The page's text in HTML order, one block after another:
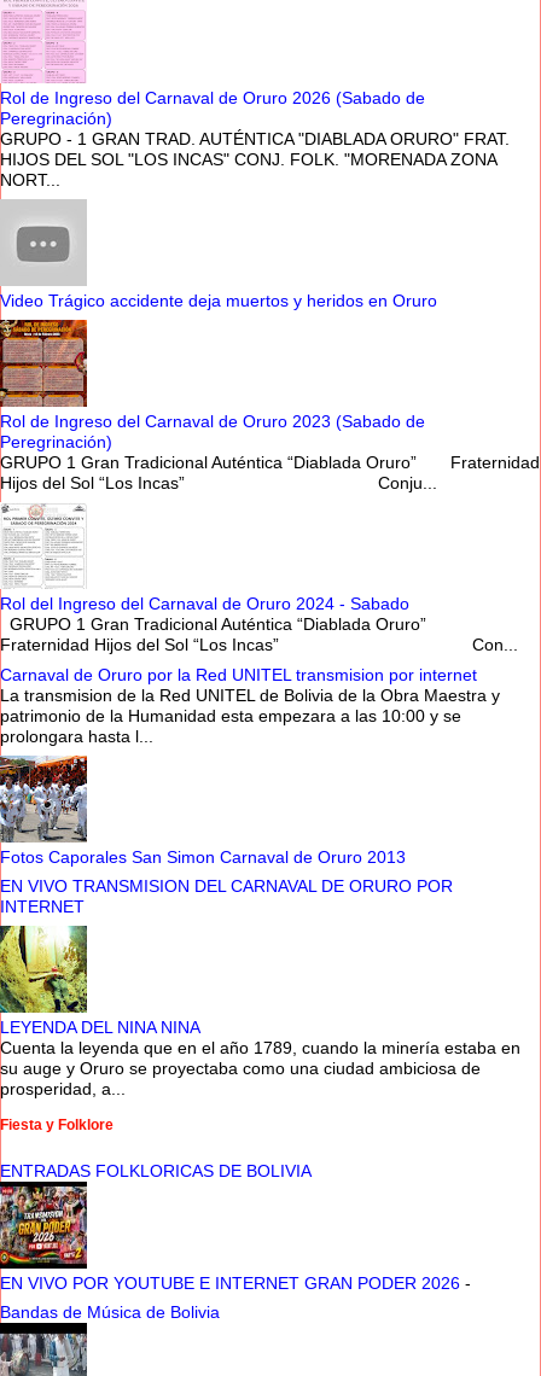
Rol de Ingreso del Carnaval de Oruro 2026 (Sabado de
Peregrinación)
GRUPO - 1 GRAN TRAD. AUTÉNTICA "DIABLADA ORURO" FRAT.
HIJOS DEL SOL "LOS INCAS" CONJ. FOLK. "MORENADA ZONA
NORT...
Video Trágico accidente deja muertos y heridos en Oruro
Rol de Ingreso del Carnaval de Oruro 2023 (Sabado de
Peregrinación)
GRUPO 1 Gran Tradicional Auténtica “Diablada Oruro” Fraternidad
Hijos del Sol “Los Incas” Conju...
Rol del Ingreso del Carnaval de Oruro 2024 - Sabado
GRUPO 1 Gran Tradicional Auténtica “Diablada Oruro”
Fraternidad Hijos del Sol “Los Incas” Con...
Carnaval de Oruro por la Red UNITEL transmision por internet
La transmision de la Red UNITEL de Bolivia de la Obra Maestra y
patrimonio de la Humanidad esta empezara a las 10:00 y se
prolongara hasta l...
Fotos Caporales San Simon Carnaval de Oruro 2013
EN VIVO TRANSMISION DEL CARNAVAL DE ORURO POR
INTERNET
LEYENDA DEL NINA NINA
Cuenta la leyenda que en el año 1789, cuando la minería estaba en
su auge y Oruro se proyectaba como una ciudad ambiciosa de
prosperidad, a...
Fiesta y Folklore
ENTRADAS FOLKLORICAS DE BOLIVIA
EN VIVO POR YOUTUBE E INTERNET GRAN PODER 2026 -
Bandas de Música de Bolivia